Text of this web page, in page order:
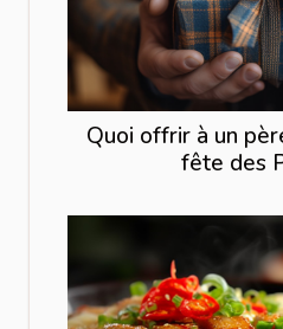
Quoi offrir à un
fête des